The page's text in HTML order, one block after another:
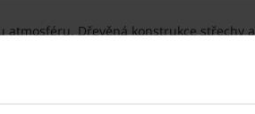
Dřevěná konstrukce střechy
světnice. V té se nachází na míru
patra. V přízemí se také nachází